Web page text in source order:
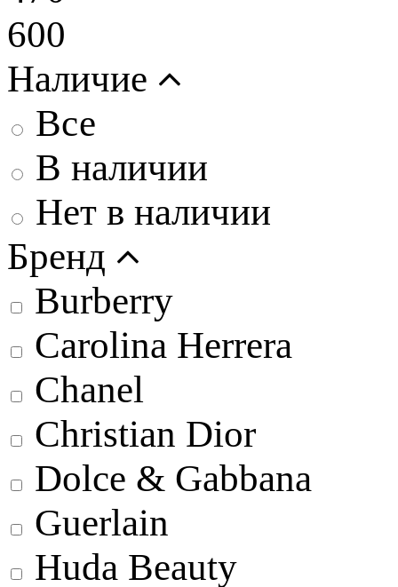
600
Наличие
Все
В наличии
Нет в наличии
Бренд
Burberry
Carolina Herrera
Chanel
Christian Dior
Dolce & Gabbana
Guerlain
Huda Beauty